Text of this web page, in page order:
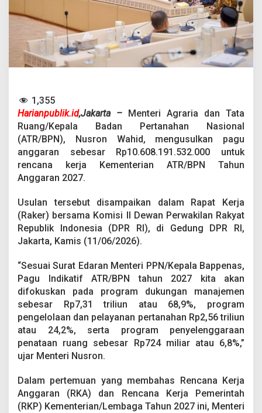
p
T
r
i
l
n
u
k
d
i
H
a
d
p
n
o
m
i
s
I
D
P
R
1,355
Harianpublik.id,Jakarta –
Menteri Agraria dan Tata
Ruang/Kepala Badan Pertanahan Nasional
(ATR/BPN), Nusron Wahid, mengusulkan pagu
anggaran sebesar Rp10.608.191.532.000 untuk
rencana kerja Kementerian ATR/BPN Tahun
Anggaran 2027.
Usulan tersebut disampaikan dalam Rapat Kerja
(Raker) bersama Komisi II Dewan Perwakilan Rakyat
Republik Indonesia (DPR RI), di Gedung DPR RI,
Jakarta, Kamis (11/06/2026).
“Sesuai Surat Edaran Menteri PPN/Kepala Bappenas,
Pagu Indikatif ATR/BPN tahun 2027 kita akan
difokuskan pada program dukungan manajemen
sebesar Rp7,31 triliun atau 68,9%, program
pengelolaan dan pelayanan pertanahan Rp2,56 triliun
atau 24,2%, serta program penyelenggaraan
penataan ruang sebesar Rp724 miliar atau 6,8%,”
ujar Menteri Nusron.
Dalam pertemuan yang membahas Rencana Kerja
Anggaran (RKA) dan Rencana Kerja Pemerintah
(RKP) Kementerian/Lembaga Tahun 2027 ini, Menteri